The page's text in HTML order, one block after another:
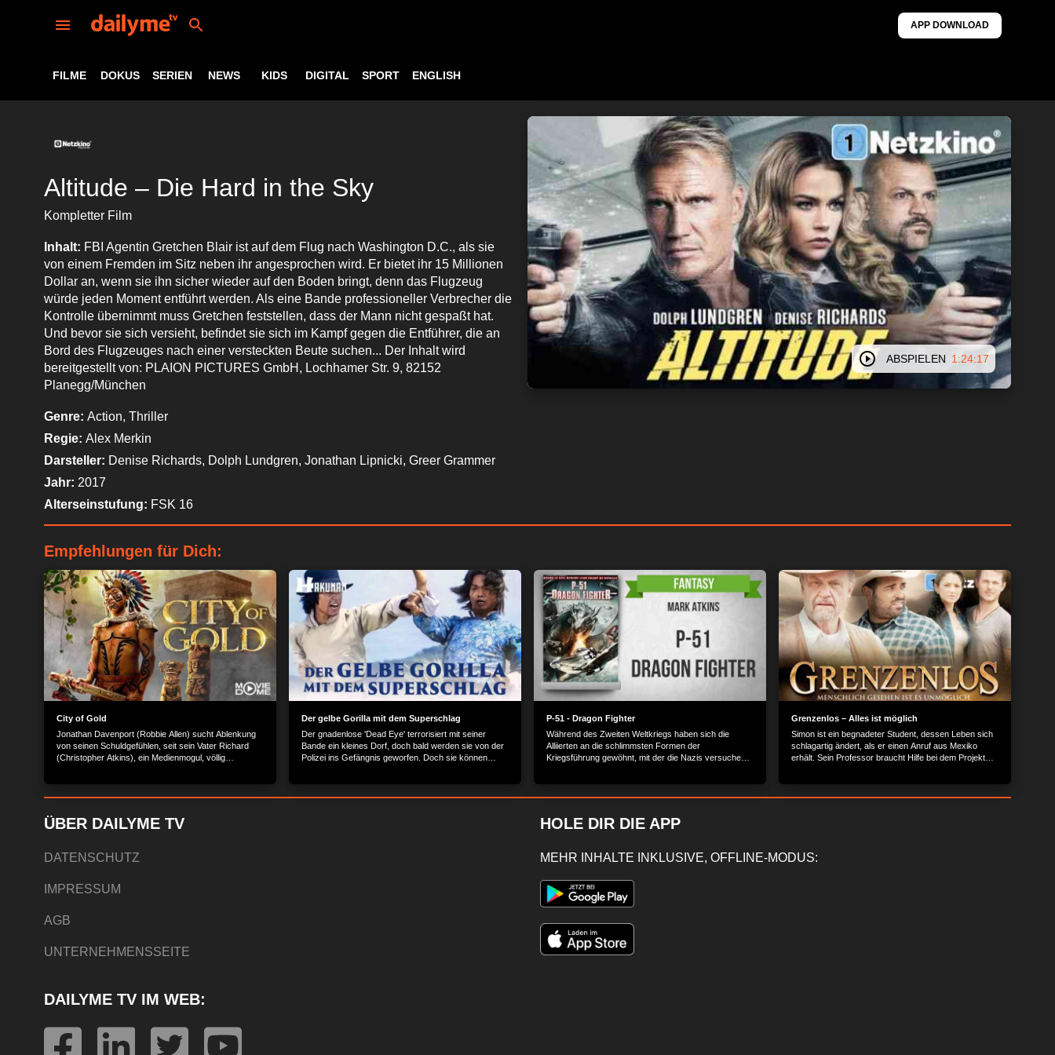
APP DOWNLOAD
FILME DOKUS SERIEN NEWS KIDS DIGITAL SPORT ENGLISH
ABSPIELEN 1:24:17
Altitude – Die Hard in the Sky
Kompletter Film
Inhalt: FBI Agentin Gretchen Blair ist auf dem Flug nach Washington D.C., als sie
von einem Fremden im Sitz neben ihr angesprochen wird. Er bietet ihr 15 Millionen
Dollar an, wenn sie ihn sicher wieder auf den Boden bringt, denn das Flugzeug
würde jeden Moment entführt werden. Als eine Bande professioneller Verbrecher die
Kontrolle übernimmt muss Gretchen feststellen, dass der Mann nicht gespaßt hat.
Und bevor sie sich versieht, befindet sie sich im Kampf gegen die Entführer, die an
Bord des Flugzeuges nach einer versteckten Beute suchen... Der Inhalt wird
bereitgestellt von: PLAION PICTURES GmbH, Lochhamer Str. 9, 82152
Planegg/München
Genre: Action, Thriller
Regie: Alex Merkin
Darsteller: Denise Richards, Dolph Lundgren, Jonathan Lipnicki, Greer Grammer
Jahr: 2017
Alterseinstufung: FSK 16
Empfehlungen für Dich:
City of Gold
Jonathan Davenport (Robbie Allen) sucht Ablenkung
von seinen Schuldgefühlen, seit sein Vater Richard
(Christopher Atkins), ein Medienmogul, völlig
einen vielversprechenden Künstler zu besuchen.
Doch was als abenteuerlicher Kunsttrip geplant war,
eine gefährliche Welt. Denn in den Rebellengebieten ist
ein Menschenleben nicht viel wert. Doch nicht nur von
Dschungel vordringen, desto stärker spürt Jonathan
scheint... Der Inhalt wird bereitgestellt von: PLAION
Planegg/München
Der gelbe Gorilla mit dem Superschlag
Der gnadenlose 'Dead Eye' terrorisiert mit seiner
Bande ein kleines Dorf, doch bald werden sie von der
Polizei ins Gefängnis geworfen. Doch sie können
P-51 - Dragon Fighter
Während des Zweiten Weltkriegs haben sich die
Alliierten an die schlimmsten Formen der
Kriegsführung gewöhnt, mit der die Nazis versuchen,
Grenzenlos – Alles ist möglich
Simon ist ein begnadeter Student, dessen Leben sich
schlagartig ändert, als er einen Anruf aus Mexiko
erhält. Sein Professor braucht Hilfe bei dem Projekt
Hilfe anderer, um selbst eine Hilfe werden zu können
Der Inhalt wird bereitgestellt von: Der Inhalt wird
ÜBER DAILYME TV
DATENSCHUTZ
IMPRESSUM
AGB
UNTERNEHMENSSEITE
HOLE DIR DIE APP
MEHR INHALTE INKLUSIVE, OFFLINE-MODUS:
DAILYME TV IM WEB: